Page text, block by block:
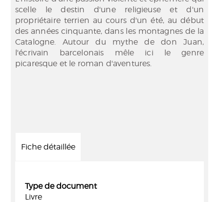
scelle le destin d'une religieuse et d'un
propriétaire terrien au cours d'un été, au début
des années cinquante, dans les montagnes de la
Catalogne. Autour du mythe de don Juan,
l'écrivain barcelonais mêle ici le genre
picaresque et le roman d'aventures.
Fiche détaillée
Type de document
Livre